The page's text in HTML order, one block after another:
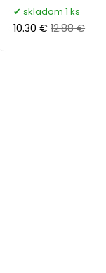
skladom 1 ks
10.30 € 12.88 €